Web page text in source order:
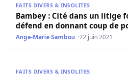
FAITS DIVERS & INSOLITES
Bambey : Cité dans un litige
défend en donnant coup de
Ange-Marie Sambou 22 juin 2021
FAITS DIVERS & INSOLITES